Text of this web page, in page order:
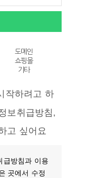
도메인
쇼핑몰
기타
작하려고 하
보취급방침,
고 싶어요
급방침과 이용
곳에서 수정